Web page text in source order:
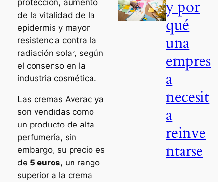
protección, aumento
de la vitalidad de la
epidermis y mayor
resistencia contra la
radiación solar, según
el consenso en la
industria cosmética.
Las cremas Averac ya
son vendidas como
un producto de alta
perfumería, sin
embargo, su precio es
de 5 euros, un rango
superior a la crema
y por
qué
una
empres
a
necesit
a
reinve
ntarse